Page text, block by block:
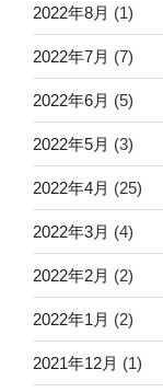
2022年8月 (1)
2022年7月 (7)
2022年6月 (5)
2022年5月 (3)
2022年4月 (25)
2022年3月 (4)
2022年2月 (2)
2022年1月 (2)
2021年12月 (1)